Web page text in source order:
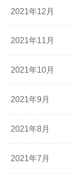
2021年12月
2021年11月
2021年10月
2021年9月
2021年8月
2021年7月